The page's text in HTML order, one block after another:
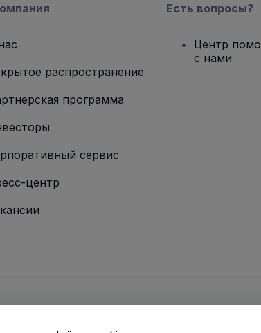
распространение
программа
сервис
центр
Есть вопросы?
Центр
с нами